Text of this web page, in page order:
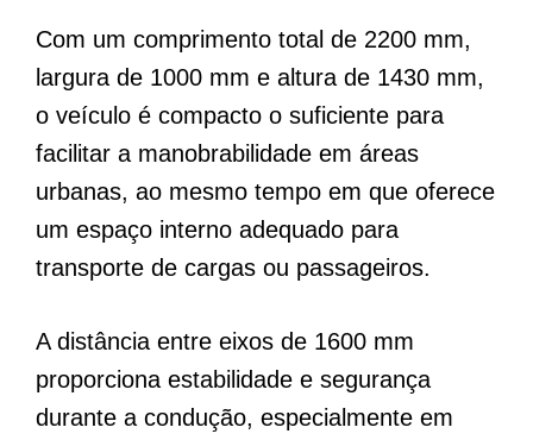
Com um comprimento total de 2200 mm,
largura de 1000 mm e altura de 1430 mm,
o veículo é compacto o suficiente para
facilitar a manobrabilidade em áreas
urbanas, ao mesmo tempo em que oferece
um espaço interno adequado para
transporte de cargas ou passageiros.
A distância entre eixos de 1600 mm
proporciona estabilidade e segurança
durante a condução, especialmente em